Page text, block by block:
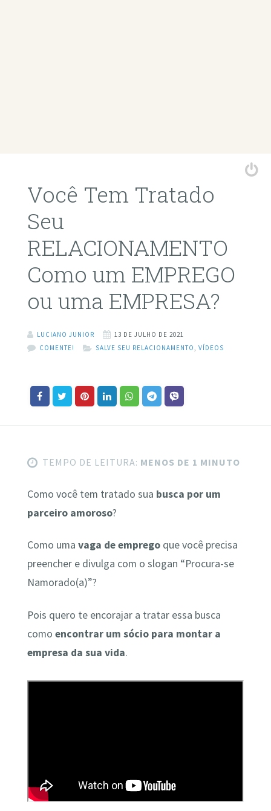
Você Tem Tratado
Seu
RELACIONAMENTO
Como um EMPREGO
ou uma EMPRESA?
LUCIANO JUNIOR
13 DE JULHO DE 2021
COMENTE!
SALVE SEU RELACIONAMENTO VÍDEOS
TEMPO DE LEITURA: MENOS DE 1 MINUTO
Como você tem tratado sua busca por um
parceiro amoroso?
Como uma vaga de empregoque você precisa
preencher e divulga com o slogan “Procura-se
Namorado(a)”?
Pois quero te encorajar a tratar essa busca
como encontrar um sócio para montar a
empresa da sua vida.